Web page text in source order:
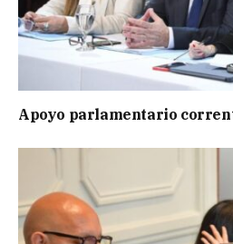
Apoyo parlamentario